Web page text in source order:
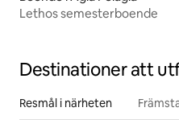
Lethos semesterboende
Destinationer att
Resmål i närheten